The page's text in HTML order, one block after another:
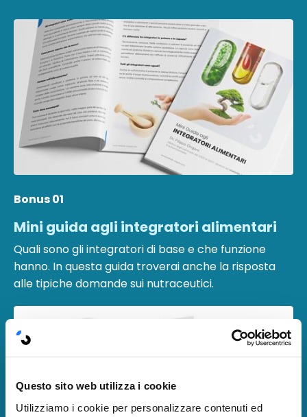
Questo sito web utilizza i cookie
Utilizziamo i cookie per personalizzare contenuti ed
Bonus 01
Mini guida agli integratori alimentari
Quali sono gli integratori di base e che funzione
hanno. In questa guida troverai anche la risposta
alle tipiche domande sui nutraceutici.